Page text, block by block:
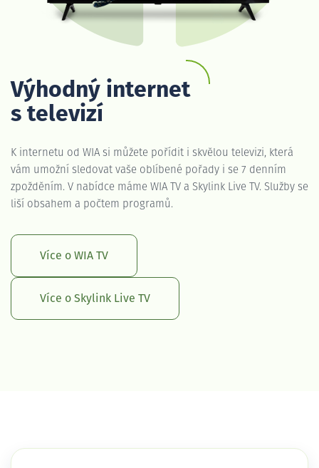
Výhodný internet
s televizí
K internetu od WIA si můžete pořídit i skvělou televizi, která
vám umožní sledovat vaše oblíbené pořady i se 7 denním
zpožděním. V nabídce máme WIA TV a Skylink Live TV. Služby se
liší obsahem a počtem programů.
Více o WIA TV
Více o Skylink Live TV